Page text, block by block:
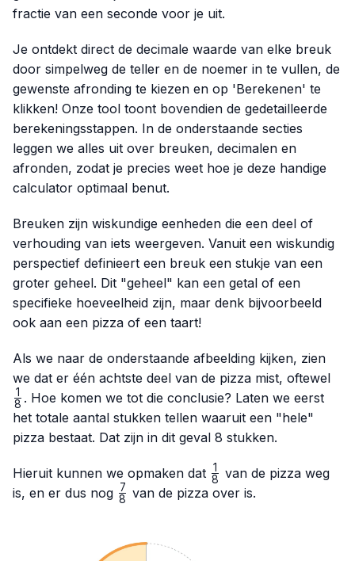
fractie van een seconde voor je uit.
Je ontdekt direct de decimale waarde van elke breuk
door simpelweg de teller en de noemer in te vullen, de
gewenste afronding te kiezen en op 'Berekenen' te
klikken! Onze tool toont bovendien de gedetailleerde
berekeningsstappen. In de onderstaande secties
leggen we alles uit over breuken, decimalen en
afronden, zodat je precies weet hoe je deze handige
calculator optimaal benut.
Breuken zijn wiskundige eenheden die een deel of
verhouding van iets weergeven. Vanuit een wiskundig
perspectief definieert een breuk een stukje van een
groter geheel. Dit "geheel" kan een getal of een
specifieke hoeveelheid zijn, maar denk bijvoorbeeld
ook aan een pizza of een taart!
Als we naar de onderstaande afbeelding kijken, zien
we dat er één achtste deel van de pizza mist, oftewel
8
1 . Hoe komen we tot die conclusie? Laten we eerst
het totale aantal stukken tellen waaruit een "hele"
pizza bestaat. Dat zijn in dit geval 8 stukken.
Hieruit kunnen we opmaken dat \frac{1}
{8}
8
1
van de pizza weg
is, en er dus nog \frac{7}
8
7 van de pizza over is.